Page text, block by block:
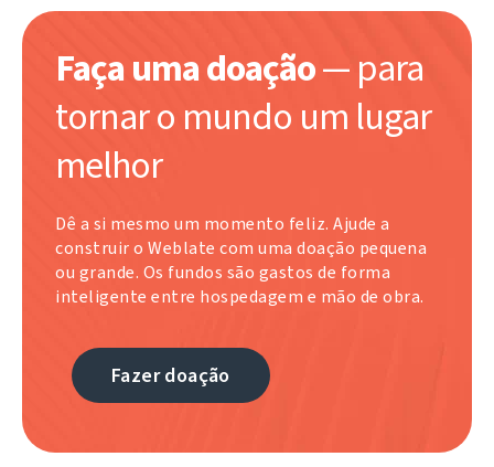
Faça uma doação— para
tornar o mundo um lugar
melhor
Dê a si mesmo um momento feliz. Ajude a
construir o Weblate com uma doação pequena
ou grande. Os fundos são gastos de forma
inteligente entre hospedagem e mão de obra.
Fazer doação